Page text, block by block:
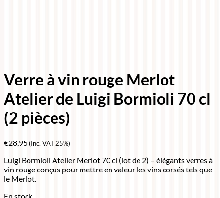
Verre à vin rouge Merlot
Atelier de Luigi Bormioli 70 cl
(2 pièces)
€28,95(Inc. VAT 25%)
Luigi Bormioli Atelier Merlot 70 cl (lot de 2) – élégants verres à
vin rouge conçus pour mettre en valeur les vins corsés tels que
le Merlot.
En stock